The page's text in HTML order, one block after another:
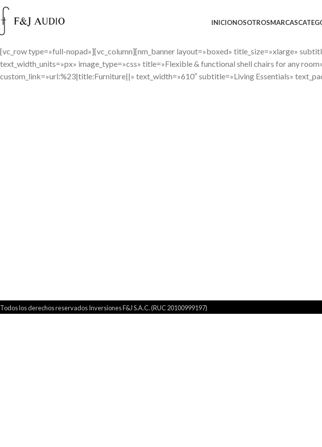
INICIONOSOTROSMARCAS
[vc_row type=»full-nopad»][vc_column][nm_banner layout=»boxed» title_size=»xlarge»
text_width_units=»px» image_type=»css» title=»Flexible & functional shell chairs for any
custom_link=»url:%23|title:Furniture||» text_width=»610″ subtitle=»Living Essentials»
Todos los derechos reservados Inversiones F&J S.A.C. (RUC 20100999197)